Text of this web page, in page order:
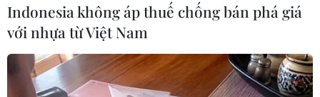
Indonesia nỗ lực khống chế cháy
rừng tại Vườn Quốc gia Núi Bromo
07/08/2026 10:56
Indonesia không áp thuế chống bán phá giá
với nhựa từ Việt Nam